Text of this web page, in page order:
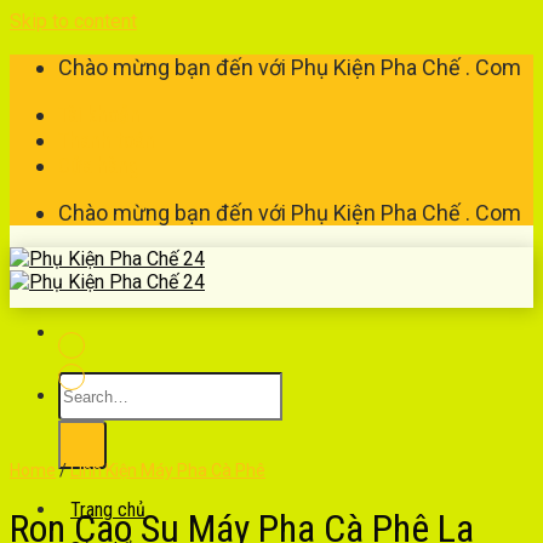
Skip to content
Chào mừng bạn đến với Phụ Kiện Pha Chế . Com
Chào mừng bạn đến với Phụ Kiện Pha Chế . Com
Trang chủ
Home /Linh Kiện Máy Pha Cà Phê
Ron Cao Su Máy Pha Cà Phê La